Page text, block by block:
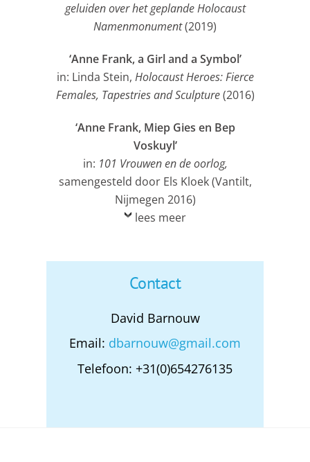
geluiden over het geplande Holocaust
Namenmonument(2019)
‘Anne Frank, a Girl and a Symbol’
in: Linda Stein, Holocaust Heroes: Fierce
Females, Tapestries and Sculpture(2016)
‘Anne Frank, Miep Gies en Bep
Voskuyl’
in: 101 Vrouwen en de oorlog,
samengesteld door Els Kloek (Vantilt,
Nijmegen 2016)
lees meer
Contact
David Barnouw
Email: dbarnouw@gmail.com
Telefoon: +31(0)654276135